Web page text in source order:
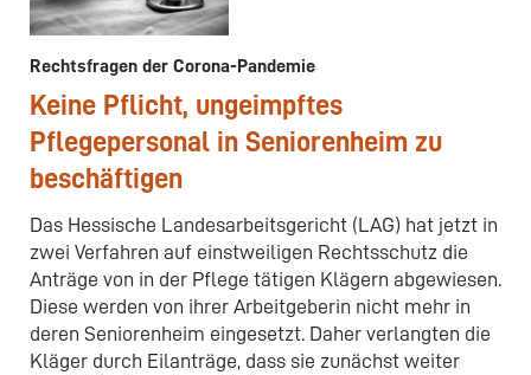
Rechtsfragen der Corona-Pandemie
Keine Pflicht, ungeimpftes
Pflegepersonal in Seniorenheim zu
beschäftigen
Das Hessische Landesarbeitsgericht (LAG) hat jetzt in
zwei Verfahren auf einstweiligen Rechtsschutz die
Anträge von in der Pflege tätigen Klägern abgewiesen.
Diese werden von ihrer Arbeitgeberin nicht mehr in
deren Seniorenheim eingesetzt. Daher verlangten die
Kläger durch Eilanträge, dass sie zunächst weiter